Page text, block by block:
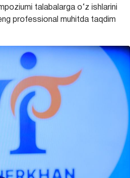
talabalarga o‘z ishlarini
professional muhitda taqdim